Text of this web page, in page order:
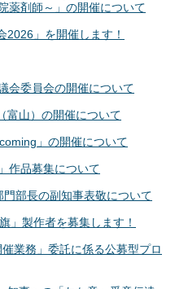
薬剤師～」の開催について
2026」を開催します！
会委員会の開催について
富山）の開催について
」の開催について
作品募集について
部長の副知事表敬について
」製作者を募集します！
業務」委託に係る公募型プロ